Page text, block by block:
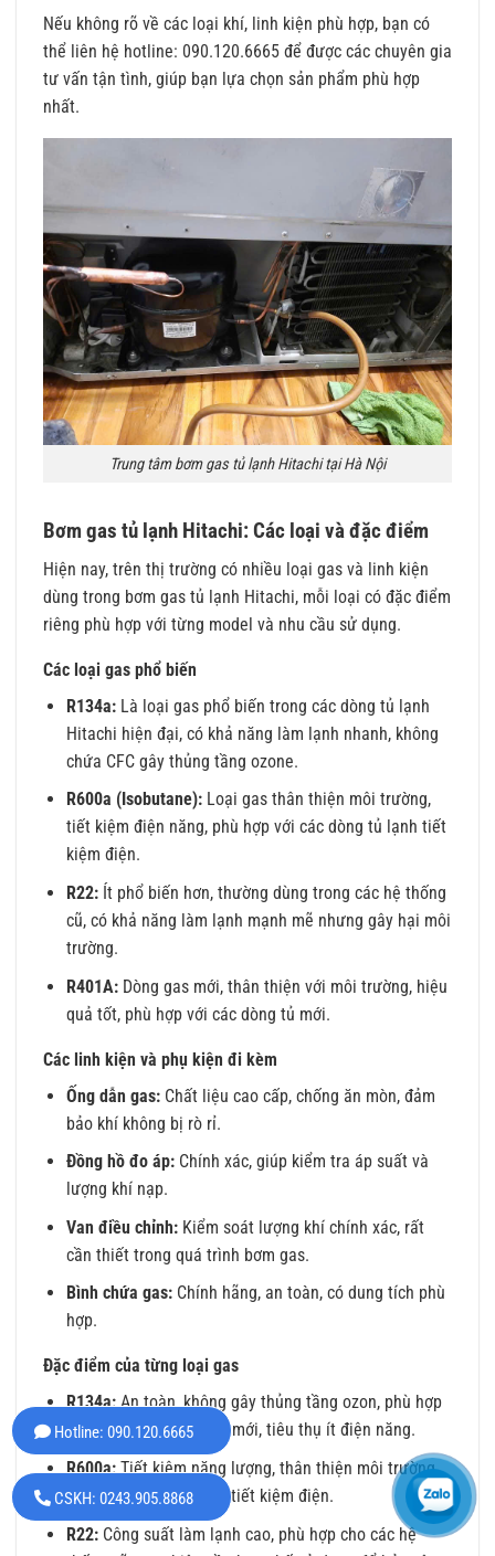
Nếu không rõ về các loại khí, linh kiện phù hợp, bạn có
thể liên hệ hotline: 090.120.6665 để được các chuyên gia
tư vấn tận tình, giúp bạn lựa chọn sản phẩm phù hợp
nhất.
Trung tâm bơm gas tủ lạnh Hitachi tại Hà Nội
Bơm gas tủ lạnh Hitachi: Các loại và đặc điểm
Hiện nay, trên thị trường có nhiều loại gas và linh kiện
dùng trong bơm gas tủ lạnh Hitachi, mỗi loại có đặc điểm
riêng phù hợp với từng model và nhu cầu sử dụng.
Các loại gas phổ biến
R134a:Là loại gas phổ biến trong các dòng tủ lạnh
Hitachi hiện đại, có khả năng làm lạnh nhanh, không
chứa CFC gây thủng tầng ozone.
R600a (Isobutane):Loại gas thân thiện môi trường,
tiết kiệm điện năng, phù hợp với các dòng tủ lạnh tiết
kiệm điện.
R22:Ít phổ biến hơn, thường dùng trong các hệ thống
cũ, có khả năng làm lạnh mạnh mẽ nhưng gây hại môi
trường.
R401A:Dòng gas mới, thân thiện với môi trường, hiệu
quả tốt, phù hợp với các dòng tủ mới.
Các linh kiện và phụ kiện đi kèm
Ống dẫn gas:Chất liệu cao cấp, chống ăn mòn, đảm
bảo khí không bị rò rỉ.
Đồng hồ đo áp:Chính xác, giúp kiểm tra áp suất và
lượng khí nạp.
Van điều chỉnh:Kiểm soát lượng khí chính xác, rất
cần thiết trong quá trình bơm gas.
Bình chứa gas:Chính hãng, an toàn, có dung tích phù
hợp.
Đặc điểm của từng loại gas
R134a:An toàn, không gây thủng tầng ozon, phù hợp
cho tủ lạnh Hitachi đời mới, tiêu thụ ít điện năng.
R600a:Tiết kiệm năng lượng, thân thiện môi trường,
phù hợp với các model tiết kiệm điện.
R22:Công suất làm lạnh cao, phù hợp cho các hệ
Hotline: 090.120.6665
CSKH: 0243.905.8868